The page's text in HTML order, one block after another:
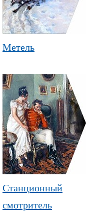
Метель
Станционный
смотритель